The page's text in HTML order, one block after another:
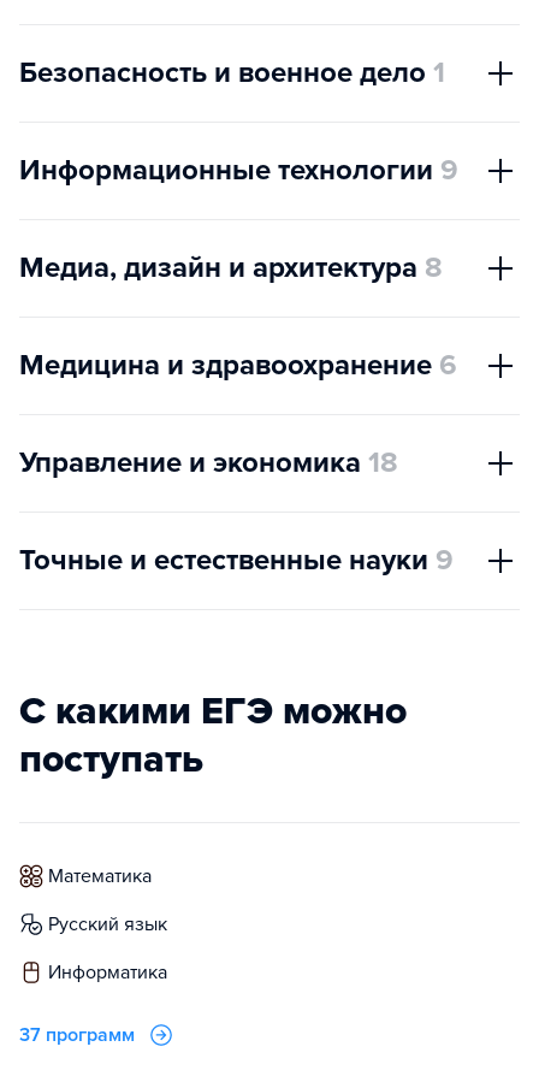
Безопасность и военное дело 1
Информационные технологии 9
Медиа, дизайн и архитектура 8
Медицина и здравоохранение 6
Управление и экономика 18
Точные и естественные науки 9
С какими ЕГЭ можно
поступать
математика
русский язык
информатика
37 программ